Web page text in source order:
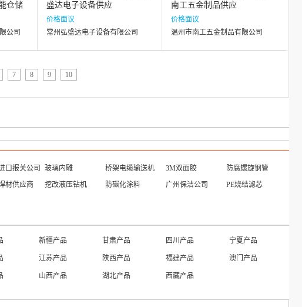
仓储
公司
盛达电子设备供应
价格面议
常州弘盛达电子设备有限公司
南工五金制品供应
价格面议
温州市南工五金制品有限公司
7 8 9 10
口报关公司 玻璃内雕 桥架电缆输送机 3M双面胶
防腐螺旋钢管
材供应商 挖改液压钻机 防碳化涂料 广州保洁公司 PE烧结滤芯
新疆产品 甘肃产品 四川产品 宁夏产品
江苏产品 陕西产品 福建产品 澳门产品
山西产品 湖北产品 西藏产品